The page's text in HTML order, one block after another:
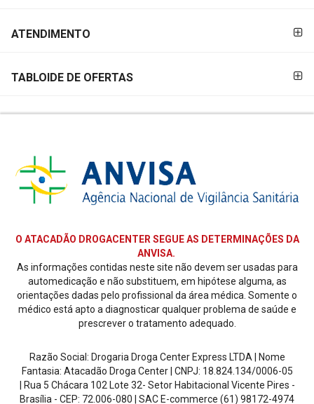
ATENDIMENTO
TABLOIDE DE OFERTAS
O ATACADÃO DROGACENTER SEGUE AS DETERMINAÇÕES DA
ANVISA.
As informações contidas neste site não devem ser usadas para
automedicação e não substituem, em hipótese alguma, as
orientações dadas pelo profissional da área médica. Somente o
médico está apto a diagnosticar qualquer problema de saúde e
prescrever o tratamento adequado.
Razão Social: Drogaria Droga Center Express LTDA | Nome
Fantasia: Atacadão Droga Center | CNPJ: 18.824.134/0006-05
| Rua 5 Chácara 102 Lote 32- Setor Habitacional Vicente Pires -
Brasília - CEP: 72.006-080
| SAC E-commerce (61) 98172-4974